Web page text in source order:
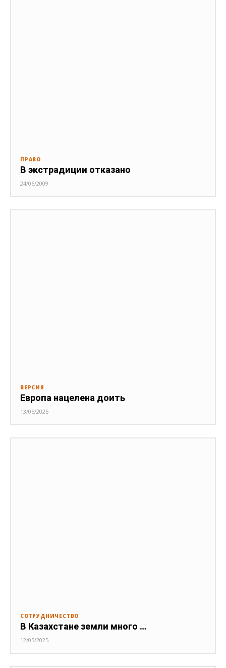
ПРАВО
В экстрадиции отказано
24/06/2009
ВЕРСИЯ
Европа нацелена доить
13/05/2025
СОТРУДНИЧЕСТВО
В Казахстане земли много …
12/05/2025